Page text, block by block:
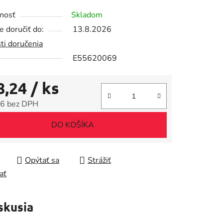
Skladom
doručiť do:
13.8.2026
doručenia
E55620069
/ ks
bez DPH
DO KOŠÍKA
Opýtať sa
Strážiť